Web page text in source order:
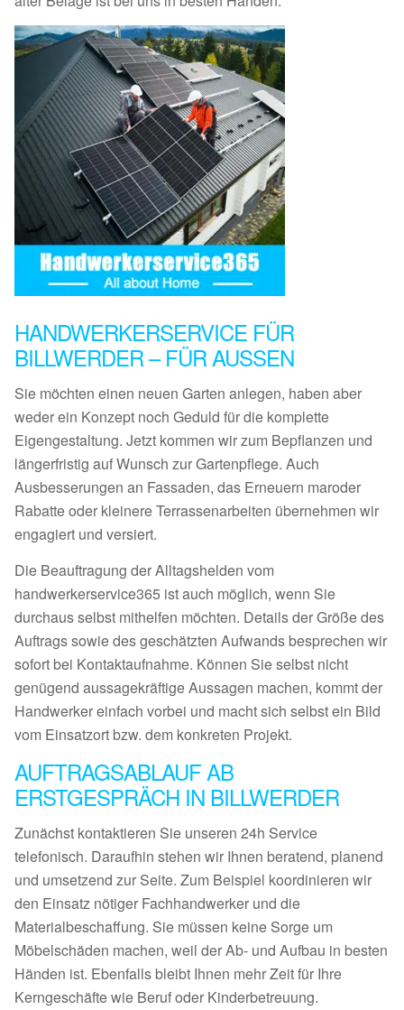
HANDWERKERSERVICE FÜR
BILLWERDER – FÜR AUSSEN
Sie möchten einen neuen Garten anlegen, haben aber
weder ein Konzept noch Geduld für die komplette
Eigengestaltung. Jetzt kommen wir zum Bepflanzen und
längerfristig auf Wunsch zur Gartenpflege. Auch
Ausbesserungen an Fassaden, das Erneuern maroder
Rabatte oder kleinere Terrassenarbeiten übernehmen wir
engagiert und versiert.
Die Beauftragung der Alltagshelden vom
handwerkerservice365 ist auch möglich, wenn Sie
durchaus selbst mithelfen möchten. Details der Größe des
Auftrags sowie des geschätzten Aufwands besprechen wir
sofort bei Kontaktaufnahme. Können Sie selbst nicht
genügend aussagekräftige Aussagen machen, kommt der
Handwerker einfach vorbei und macht sich selbst ein Bild
vom Einsatzort bzw. dem konkreten Projekt.
AUFTRAGSABLAUF AB
ERSTGESPRÄCH IN BILLWERDER
Zunächst kontaktieren Sie unseren 24h Service
telefonisch. Daraufhin stehen wir Ihnen beratend, planend
und umsetzend zur Seite. Zum Beispiel koordinieren wir
den Einsatz nötiger Fachhandwerker und die
Materialbeschaffung. Sie müssen keine Sorge um
Möbelschäden machen, weil der Ab- und Aufbau in besten
Händen ist. Ebenfalls bleibt Ihnen mehr Zeit für Ihre
Kerngeschäfte wie Beruf oder Kinderbetreuung.